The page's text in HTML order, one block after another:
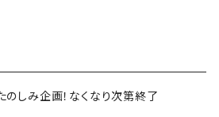
のしみ企画！なくなり次第終了